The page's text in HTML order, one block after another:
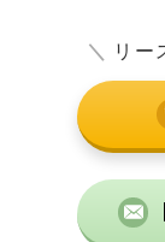
＼ リー